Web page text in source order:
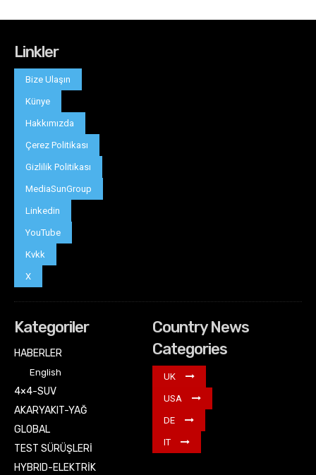
Linkler
Bize Ulaşın
Künye
Hakkımızda
Çerez Politikası
Gizlilik Politikası
MediaSunGroup
Linkedin
YouTube
Kvkk
X
Kategoriler
HABERLER
English
4×4-SUV
AKARYAKIT-YAĞ
GLOBAL
TEST SÜRÜŞLERİ
HYBRID-ELEKTRİK
Country News
Categories
UK
USA
DE
IT